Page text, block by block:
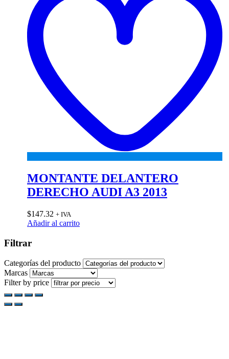
MONTANTE DELANTERO
DERECHO AUDI A3 2013
$147.32 + IVA
Añadir al carrito
Filtrar
Categorías del producto
Marcas
Filter by price